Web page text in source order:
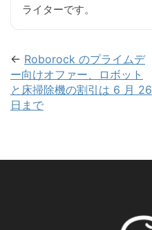
ライターです。
← Roborock のプライムデ
ー向けオファー、ロボット
と床掃除機の割引は 6 月 26
日まで